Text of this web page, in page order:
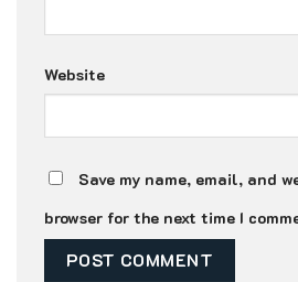
Website
Save my name, email, and
browser for the next time I